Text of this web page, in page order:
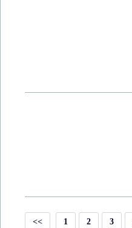
<< 1 2 3